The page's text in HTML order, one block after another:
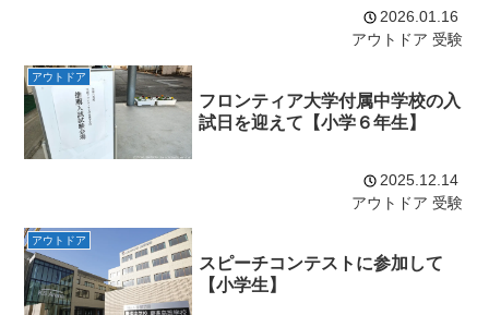
2026.01.16
アウトドア 受験
アウトドア
フロンティア大学付属中学校の入
試日を迎えて【小学６年生】
2025.12.14
アウトドア 受験
アウトドア
スピーチコンテストに参加して
【小学生】